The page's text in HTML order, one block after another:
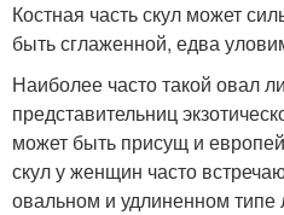
Костная часть скул может
быть сглаженной, едва
Наиболее часто такой овал
представительниц
может быть присущ и
скул у женщин часто
овальном и удлиненном типе